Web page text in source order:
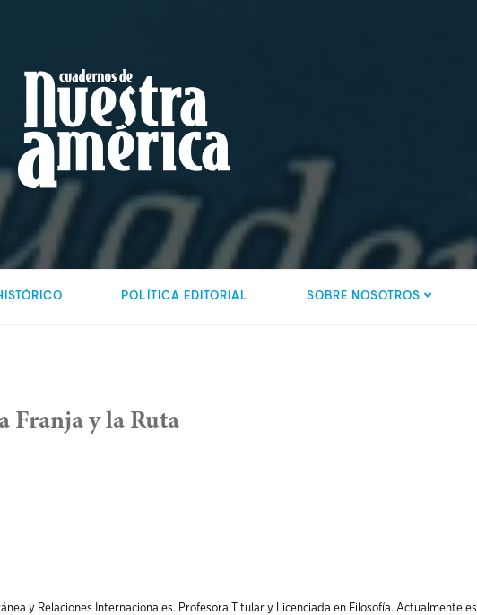
POLÍTICA EDITORIAL SOBRE NOSOTROS
Franja y la Ruta
y Relaciones Internacionales. Profesora Titular y Licenciada en Filosofía. Actualmente es